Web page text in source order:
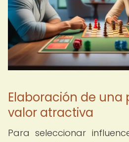
Elaboración de una
valor atractiva
Para seleccionar